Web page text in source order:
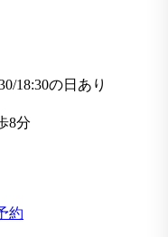
18:30の日あり
8分
約